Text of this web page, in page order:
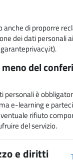
anche di proporre
dei dati personali
del
personali è
e-learning e
rifiuto
del servizio.
e diritti